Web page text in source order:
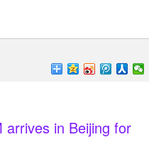
arrives in Beijing for